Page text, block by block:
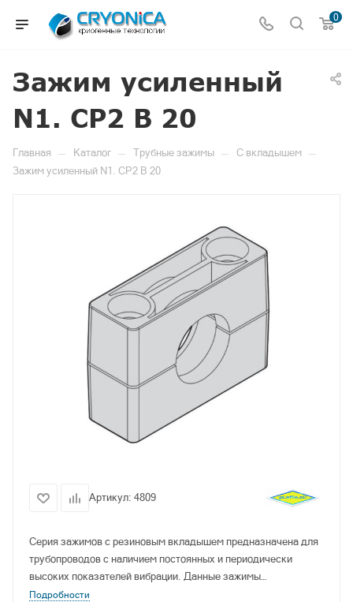
0
Зажим усиленный
N1. CP2 B 20
Главная — Каталог — Трубные зажимы — C вкладышем —
Зажим усиленный N1. CP2 B 20
Артикул: 4809
Серия зажимов с резиновым вкладышем предназначена для
трубопроводов с наличием постоянных и периодически
высоких показателей вибрации. Данные зажимы
комлпектуются специальным вкладышем в корпусе для
Подробности